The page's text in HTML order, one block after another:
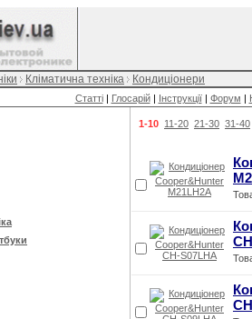
Кліматична техніка Кондиціонери
Статті| Глосарій| Інструкції| Форум |
1-10 11-20 21-30 31-40